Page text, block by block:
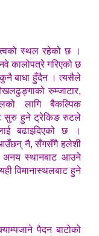
स्थल रहेको छ ।
कालोपत्रे गरिएको छ
कुनै बाधा हुँदैन । त्यसैले
रुम्जाटार,
लागि बैकल्पिक
सुरु हुने ट्रेकिङ रुटले
बढाइदिएको छ ।
आउँछन् नै, सँगसँगै हलेशी
अनय स्थानबाट आउने
विमानास्थलबाट हुने
पैदन बाटोको